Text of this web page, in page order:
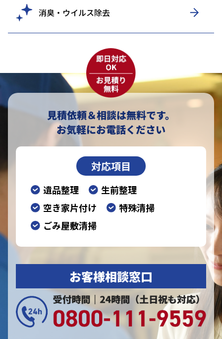
消臭・ウイルス除去
見積依頼＆相談は無料です。
お気軽にお電話ください
対応項目
遺品整理
生前整理
空き家片付け
特殊清掃
ごみ屋敷清掃
お客様相談窓口